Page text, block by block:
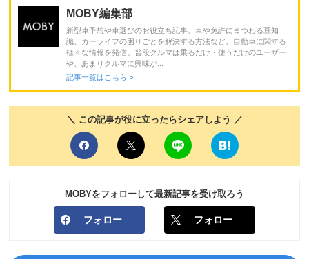
MOBY編集部
新型車予想や車選びのお役立ち記事、車や免許にまつわる豆知
識、カーライフの困りごとを解決する方法など、自動車に関する
様々な情報を発信。普段クルマは乗るだけ・使うだけのユーザー
や、あまりクルマに興味が...
記事一覧はこちら >
＼ この記事が役に立ったらシェアしよう ／
MOBYをフォローして最新記事を受け取ろう
フォロー フォロー